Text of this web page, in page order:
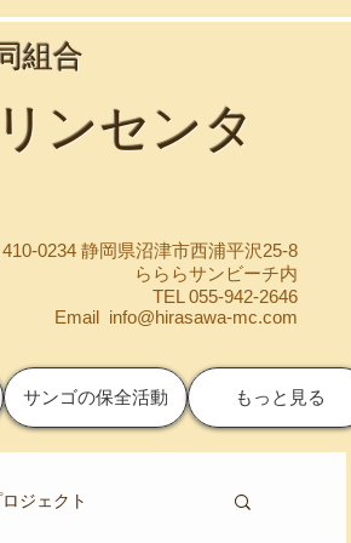
組合
ンセンタ
0234 静岡県沼津市西浦平沢25-8
らららサンビーチ内
TEL 055-942-2646
Email info@hirasawa-mc.com
サンゴの保全活動 もっと見る
ジェクト